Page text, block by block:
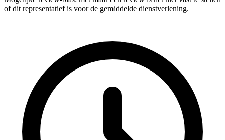
of dit representatief is voor de gemiddelde dienstverlening.